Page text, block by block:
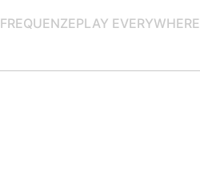
FREQUENZEPLAY EVERYWHERE